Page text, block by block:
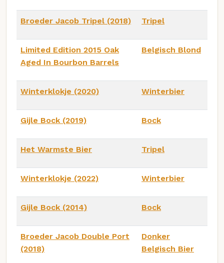
Broeder Jacob Tripel (2018) Tripel
Limited Edition 2015 Oak
Aged In Bourbon Barrels
Belgisch Blond
Winterklokje (2020) Winterbier
Gijle Bock (2019) Bock
Het Warmste Bier Tripel
Winterklokje (2022) Winterbier
Gijle Bock (2014) Bock
Broeder Jacob Double Port
(2018)
Donker
Belgisch Bier